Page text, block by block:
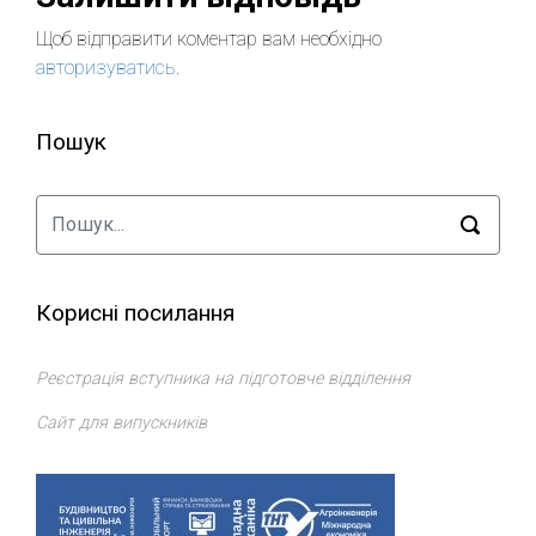
Щоб відправити коментар вам необхідно
авторизуватись.
Пошук
Корисні посилання
Реєстрація вступника на підготовче відділення
Сайт для випускників